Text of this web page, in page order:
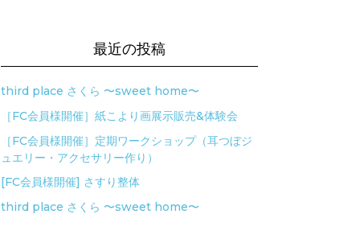
最近の投稿
third place さくら 〜sweet home〜
［FC会員様開催］紙こより画展示販売&体験会
［FC会員様開催］定期ワークショップ（耳つぼジ
ュエリー・アクセサリー作り）
[FC会員様開催] さすり整体
third place さくら 〜sweet home〜